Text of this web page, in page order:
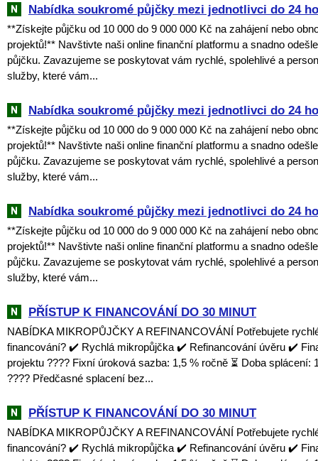
Nabídka soukromé půjčky mezi jednotlivci do 24
**Získejte půjčku od 10 000 do 9 000 000 Kč na zahájení nebo
projektů!** Navštivte naši online finanční platformu a snadno
půjčku. Zavazujeme se poskytovat vám rychlé, spolehlivé a
služby, které vám...
Nabídka soukromé půjčky mezi jednotlivci do 24
**Získejte půjčku od 10 000 do 9 000 000 Kč na zahájení nebo
projektů!** Navštivte naši online finanční platformu a snadno
půjčku. Zavazujeme se poskytovat vám rychlé, spolehlivé a
služby, které vám...
Nabídka soukromé půjčky mezi jednotlivci do 24
**Získejte půjčku od 10 000 do 9 000 000 Kč na zahájení nebo
projektů!** Navštivte naši online finanční platformu a snadno
půjčku. Zavazujeme se poskytovat vám rychlé, spolehlivé a
služby, které vám...
PŘÍSTUP K FINANCOVÁNÍ DO 30 MINUT
NABÍDKA MIKROPŮJČKY A REFINANCOVÁNÍ Potřebujete
financování? ✔️ Rychlá mikropůjčka ✔️ Refinancování úvěru ✔️
projektu ???? Fixní úroková sazba: 1,5 % ročně ⏳ Doba splácení:
???? Předčasné splacení bez...
PŘÍSTUP K FINANCOVÁNÍ DO 30 MINUT
NABÍDKA MIKROPŮJČKY A REFINANCOVÁNÍ Potřebujete
financování? ✔️ Rychlá mikropůjčka ✔️ Refinancování úvěru ✔️